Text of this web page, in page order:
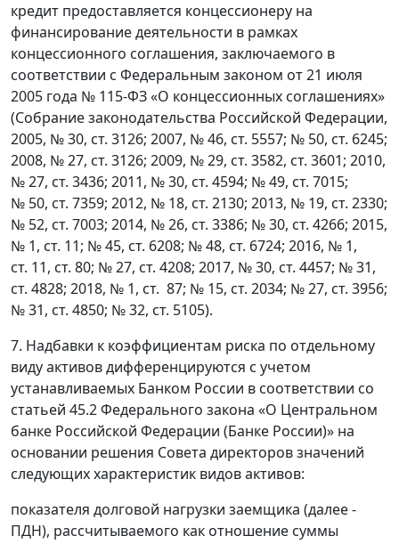
кредит предоставляется концессионеру на
финансирование деятельности в рамках
концессионного соглашения, заключаемого в
соответствии с Федеральным законом от 21 июля
2005 года № 115-ФЗ «О концессионных соглашениях»
(Собрание законодательства Российской Федерации,
2005, № 30, ст. 3126; 2007, № 46, ст. 5557; № 50, ст. 6245;
2008, № 27, ст. 3126; 2009, № 29, ст. 3582, ст. 3601; 2010,
№ 27, ст. 3436; 2011, № 30, ст. 4594; № 49, ст. 7015;
№ 50, ст. 7359; 2012, № 18, ст. 2130; 2013, № 19, ст. 2330;
№ 52, ст. 7003; 2014, № 26, ст. 3386; № 30, ст. 4266; 2015,
№ 1, ст. 11; № 45, ст. 6208; № 48, ст. 6724; 2016, № 1,
ст. 11, ст. 80; № 27, ст. 4208; 2017, № 30, ст. 4457; № 31,
ст. 4828; 2018, № 1, ст. 87; № 15, ст. 2034; № 27, ст. 3956;
№ 31, ст. 4850; № 32, ст. 5105).
7. Надбавки к коэффициентам риска по отдельному
виду активов дифференцируются с учетом
устанавливаемых Банком России в соответствии со
статьей 45.2 Федерального закона «О Центральном
банке Российской Федерации (Банке России)» на
основании решения Совета директоров значений
следующих характеристик видов активов:
показателя долговой нагрузки заемщика (далее -
ПДН), рассчитываемого как отношение суммы